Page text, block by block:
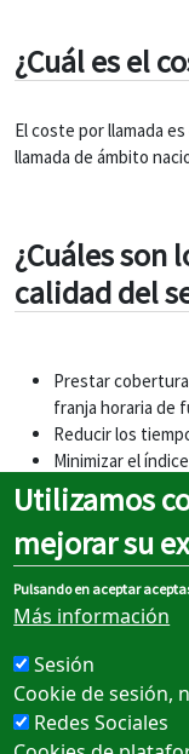
¿Cuál es el
El coste por llamada
llamada de ámbito
¿Cuáles son
calidad del
Prestar
franja horaria de
Reducir los
Minimizar el
Resolver con
los servicios
Transmitir al
Consolidar la
Consorcios.
Captar la
Utilizamos
mejorar su
Pulsando en aceptar
Más información
Sesión
Cookie de sesión,
Redes Sociales